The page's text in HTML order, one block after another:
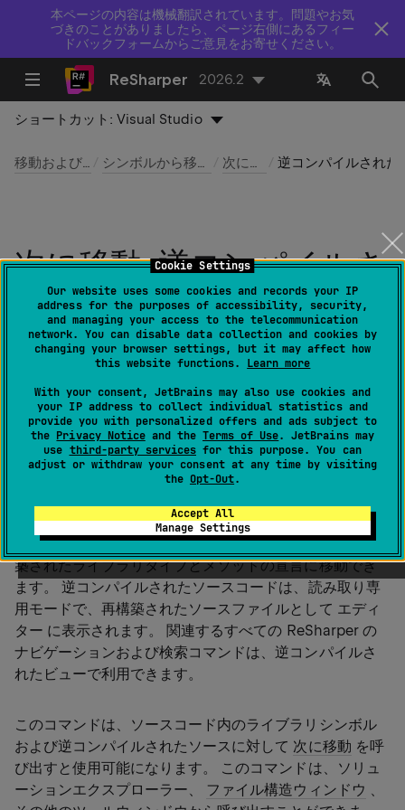
Cookie Settings
Our website uses some cookies and records your IP
address for the purposes of accessibility, security,
and managing your access to the telecommunication
network. You can disable data collection and cookies by
changing your browser settings, but it may affect how
this website functions. Learn more
With your consent, JetBrains may also use cookies and
your IP address to collect individual statistics and
provide you with personalized offers and ads subject to
the Privacy Noticeand the Terms of Use. JetBrains may
use third-party servicesfor this purpose. You can
adjust or withdraw your consent at any time by visiting
the Opt-Out.
Accept All
Manage Settings
本ページの内容は機械翻訳されています。問題やお気
づきのことがありましたら、ページ右側にあるフィー
ドバックフォームからご意見をお寄せください。
ReSharper 2026.2
ショートカット:Visual Studio
移動および検索 シンボルから移動する 次に移動
次に移動: 逆コンパイルさ
れたソース
最終更新日： 2026 年 7 月 16 日
ReSharper | 移動｜ナビゲート先｜逆コンパイルさ
れたソース
Alt 0
` |逆コンパイルされたソース
ReSharper_NavigateToDecompiledSources
このコマンドを使用すると、逆コンパイルによって再構
築されたライブラリタイプとメソッドの宣言に移動でき
ます。 逆コンパイルされたソースコードは、読み取り専
用モードで、再構築されたソースファイルとして エディ
ター に表示されます。 関連するすべての ReSharper の
ナビゲーションおよび検索コマンドは、逆コンパイルさ
れたビューで利用できます。
このコマンドは、ソースコード内のライブラリシンボル
および逆コンパイルされたソースに対して 次に移動 を呼
び出すと使用可能になります。 このコマンドは、ソリュ
ーションエクスプローラー、 ファイル構造ウィンドウ 、